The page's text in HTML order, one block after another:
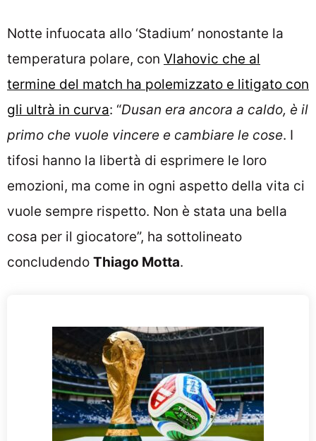
Notte infuocata allo ‘Stadium’ nonostante la
temperatura polare, con Vlahovic che al
termine del match ha polemizzato e litigato con
gli ultrà in curva: “Dusan era ancora a caldo, è il
primo che vuole vincere e cambiare le cose. I
tifosi hanno la libertà di esprimere le loro
emozioni, ma come in ogni aspetto della vita ci
vuole sempre rispetto. Non è stata una bella
cosa per il giocatore”, ha sottolineato
concludendo Thiago Motta.